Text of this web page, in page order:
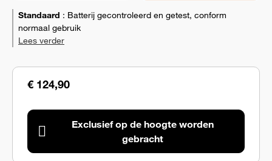
€ 124,90
Exclusief op de hoogte worden
gebracht
Standaard : Batterij gecontroleerd en getest, conform
normaal gebruik
Lees verder